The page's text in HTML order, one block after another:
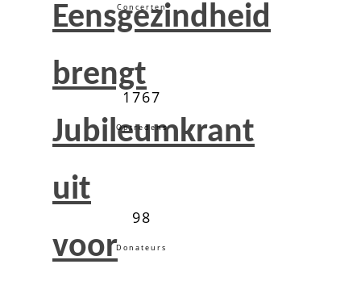
Eensgezindheid
brengt
Jubileumkrant
uit
voor
Concerten
1767
Optredens
98
Donateurs